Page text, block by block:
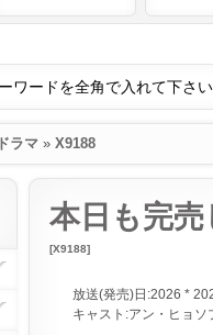
ドラマ » X9188
本日も完
[X9188]
放送(発売)日:2026 *
キャスト:アン・ヒョ